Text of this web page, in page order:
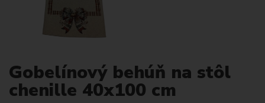
Gobelínový behúň na stôl
chenille 40x100 cm